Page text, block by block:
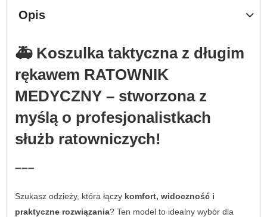
Opis
🚑 Koszulka taktyczna z długim
rękawem RATOWNIK
MEDYCZNY – stworzona z
myślą o profesjonalistkach
służb ratowniczych!
➖➖➖
Szukasz odzieży, która łączy komfort, widoczność i
praktyczne rozwiązania? Ten model to idealny wybór dla